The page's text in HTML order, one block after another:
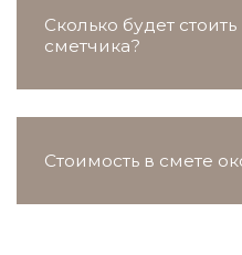
Сколько будет
сметчика?
Стоимость в смете